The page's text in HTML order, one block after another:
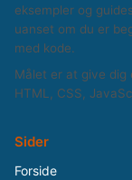
eksempler og
uanset om du er
med kode.
Målet er at give dig
HTML, CSS,
Sider
Forside